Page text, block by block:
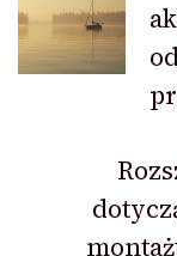
wpisu